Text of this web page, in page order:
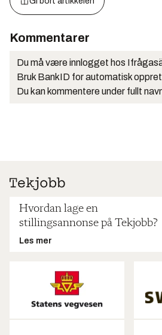
Kommentarer
Du må være innlogget hos
Bruk BankID for automatisk
Du kan kommentere under fullt
Hvordan lage en
stillingsannonse på Tekjobb?
Les mer